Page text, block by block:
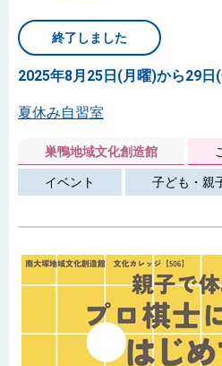
終了しました
2025年8月25日(月曜)から29日
夏休み自習室
巣鴨地域文化創造館
イベント 子ども・親